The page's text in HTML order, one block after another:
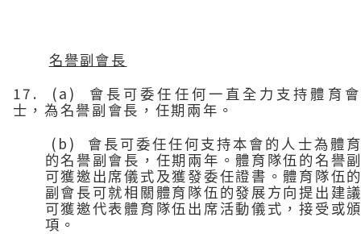
名譽副會長
17. (a)
會長可委任任何一直全力支持體育
士，為名譽 副會長，任期兩年。
(b)
會長可委任任何支持本會的人士為體
的名譽副會長，任期兩年。體育隊伍的名譽
可獲邀出席儀式及獲發委任證書。體育隊伍
副會長可就相關體育隊伍的發展方向提出建
可獲邀代表體育隊伍出席活動儀式，接受或
項。